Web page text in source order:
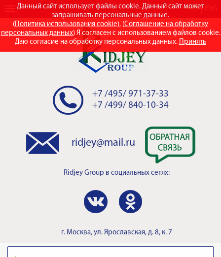
Данный сайт использует файлы cookie. Данный сайт может
запрашивать персональные данные.
(Политика использования cookie), (Соглашение на обработку
персональных данных) Я согласен с использованием файлов cookie.
Даю согласие на обработку персональных данных. Принять
RUS
+7 /495/ 971-37-33
+7 /499/ 840-10-34
ridjey@mail.ru
Ridjey Group в социальных сетях:
г. Москва, ул. Ярославская, д. 8, к. 7